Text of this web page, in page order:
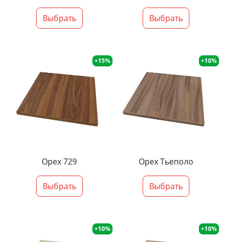
Выбрать Выбрать
+15%
Орех 729
Выбрать
+10%
Орех Тьеполо
Выбрать
+10% +10%